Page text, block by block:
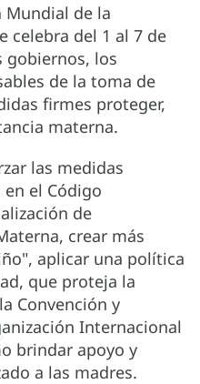
Mundial de la
celebra del 1 al 7 de
gobiernos, los
de la toma de
firmes proteger,
materna.
las medidas
el Código
de
crear más
aplicar una política
que proteja la
Convención y
Internacional
brindar apoyo y
a las madres.